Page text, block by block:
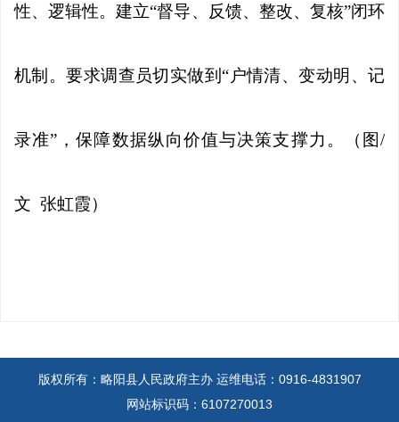
性、逻辑性。建立“督导、反馈、整改、复核”闭环
机制。要求调查员切实做到“户情清、变动明、记
录准”，保障数据纵向价值与决策支撑力。（图/
文 张虹霞）
版权所有：略阳县人民政府主办 运维电话：0916-4831907
网站标识码：6107270013